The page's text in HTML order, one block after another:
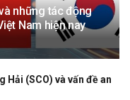
những tác động
Nam hiện nay
Hải (SCO) và vấn đề an